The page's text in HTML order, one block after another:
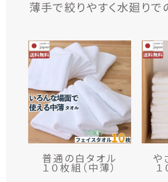
薄手で絞りやすく水廻り
普通 の白 タオル
１０枚組（中薄）
や